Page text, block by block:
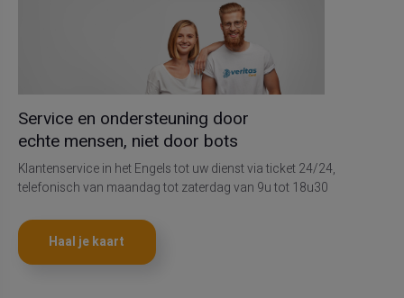
Service en ondersteuning door
echte mensen, niet door bots
Klantenservice in het Engels tot uw dienst via ticket 24/24,
telefonisch van maandag tot zaterdag van 9u tot 18u30
Haal je kaart